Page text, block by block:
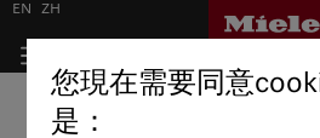
EN ZH
您現在需要同意
是：